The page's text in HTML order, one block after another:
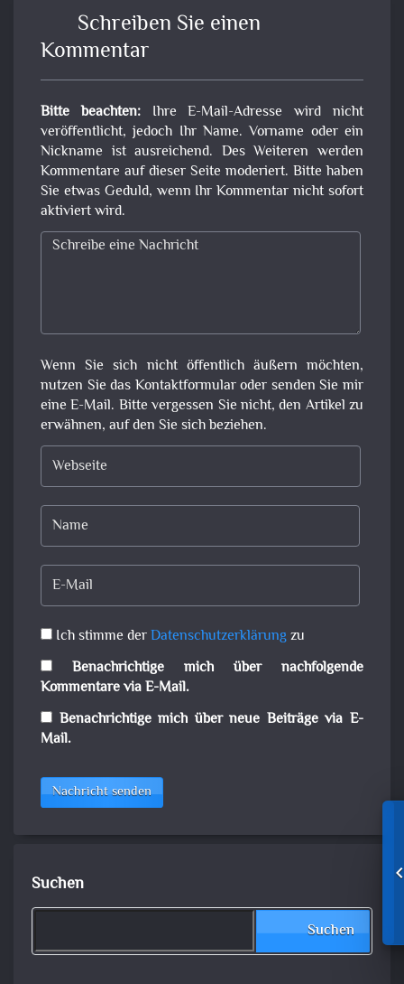
Schreiben Sie einen
Kommentar
Bitte beachten:Ihre E-Mail-Adresse wird nicht
veröffentlicht, jedoch Ihr Name. Vorname oder ein
Nickname ist ausreichend. Des Weiteren werden
Kommentare auf dieser Seite moderiert. Bitte haben
Sie etwas Geduld, wenn Ihr Kommentar nicht sofort
aktiviert wird.
Wenn Sie sich nicht öffentlich äußern möchten,
nutzen Sie das Kontaktformular oder senden Sie mir
eine E-Mail. Bitte vergessen Sie nicht, den Artikel zu
erwähnen, auf den Sie sich beziehen.
Ich stimme derDatenschutzerklärungzu
Benachrichtige mich über nachfolgende
Kommentare via E-Mail.
Benachrichtige mich über neue Beiträge via E-
Mail.
Nachricht senden
Suchen
Suchen